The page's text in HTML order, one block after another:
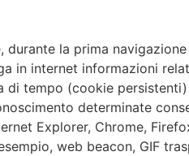
la prima
in internet informazioni
tempo (cookie
determinate
Explorer, Chrome,
web beacon, GIF